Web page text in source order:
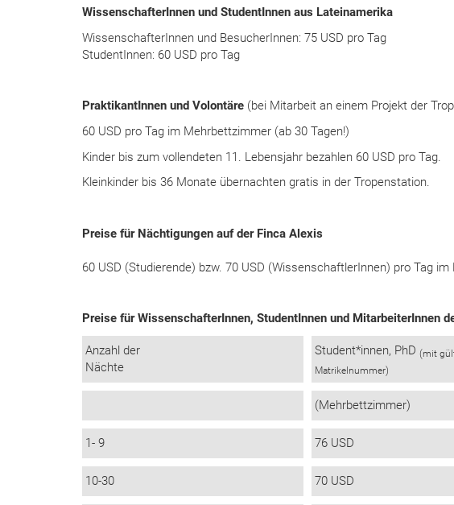
WissenschafterInnen und StudentInnen aus Lateinamerika
WissenschafterInnen und BesucherInnen: 75 USD pro Tag
StudentInnen: 60 USD pro Tag
PraktikantInnen und Volontäre (bei Mitarbeit an einem Projekt der
60 USD pro Tag im Mehrbettzimmer (ab 30 Tagen!)
Kinder bis zum vollendeten 11. Lebensjahr bezahlen 60 USD pro Tag.
Kleinkinder bis 36 Monate übernachten gratis in der Tropenstation.
Preise für Nächtigungen auf der Finca Alexis
60 USD (Studierende) bzw. 70 USD (WissenschaftlerInnen) pro Tag
Preise für WissenschafterInnen, StudentInnen und MitarbeiterInnen
Anzahl der
Nächte
Student*innen, PhD(mit
Matrikelnummer)
(Mehrbettzimmer)
1- 9 76 USD
10-30 70 USD